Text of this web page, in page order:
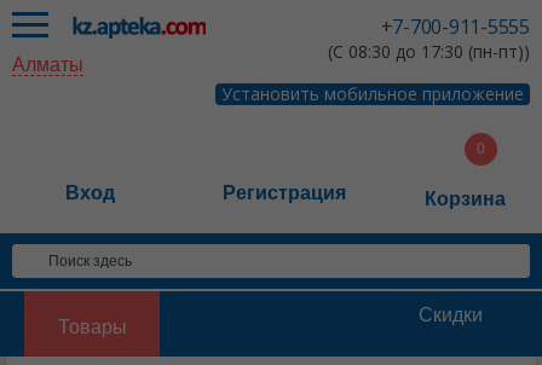
+7-700-911-5555
(С 08:30 до 17:30 (пн-пт))
Установить мобильное приложение
Алматы
Вход Регистрация Корзина
Товары
Скидки